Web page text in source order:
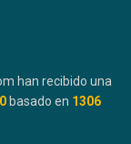
han recibido una
basado en 1306